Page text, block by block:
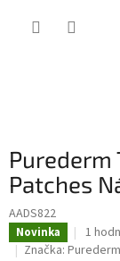
Purederm
Patches
AADS822
Novinka 1
Značka: Purederm